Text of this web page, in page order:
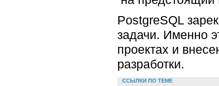
PostgreSQL
задачи. Именно
проектах и
разработки.
ССЫЛКИ ПО ТЕМЕ